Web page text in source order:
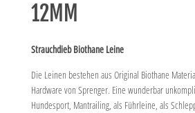
12MM
Strauchdieb Biothane Leine
Die Leinen bestehen aus Original Biothane
Hardware von Sprenger. Eine wunderbar
Hundesport, Mantrailing, als Führleine, als